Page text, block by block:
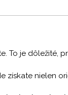
To je dôležité,
získate nielen